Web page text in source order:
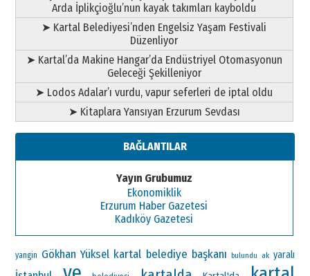
Arda İplikçioğlu’nun kayak takımları kayboldu
➤ Kartal Belediyesi’nden Engelsiz Yaşam Festivali
Düzenliyor
➤ Kartal’da Makine Hangar’da Endüstriyel Otomasyonun
Geleceği Şekilleniyor
➤ Lodos Adalar’ı vurdu, vapur seferleri de iptal oldu
➤ Kitaplara Yansıyan Erzurum Sevdası
BAĞLANTILAR
Yayın Grubumuz
Ekonomiklik
Erzurum Haber Gazetesi
Kadıköy Gazetesi
yangin Gökhan Yüksel kartal belediye başkanı bulundu ak yaralı